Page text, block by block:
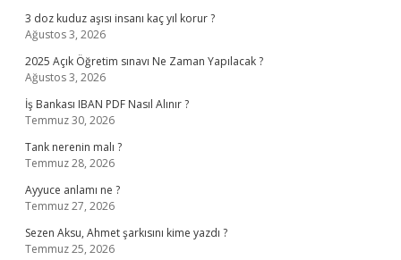
3 doz kuduz aşısı insanı kaç yıl korur ?
Ağustos 3, 2026
2025 Açık Öğretim sınavı Ne Zaman Yapılacak ?
Ağustos 3, 2026
İş Bankası IBAN PDF Nasıl Alınır ?
Temmuz 30, 2026
Tank nerenin malı ?
Temmuz 28, 2026
Ayyuce anlamı ne ?
Temmuz 27, 2026
Sezen Aksu, Ahmet şarkısını kime yazdı ?
Temmuz 25, 2026